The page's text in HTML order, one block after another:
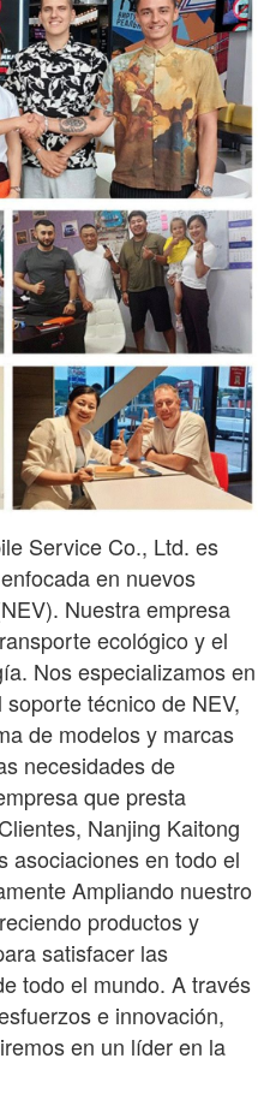
Service Co., Ltd. es
en nuevos
Nuestra empresa
ecológico y el
Nos especializamos en
técnico de NEV,
de modelos y marcas
necesidades de
que presta
Clientes, Nanjing Kaitong
asociaciones en todo el
Ampliando nuestro
productos y
satisfacer las
todo el mundo. A través
e innovación,
en un líder en la